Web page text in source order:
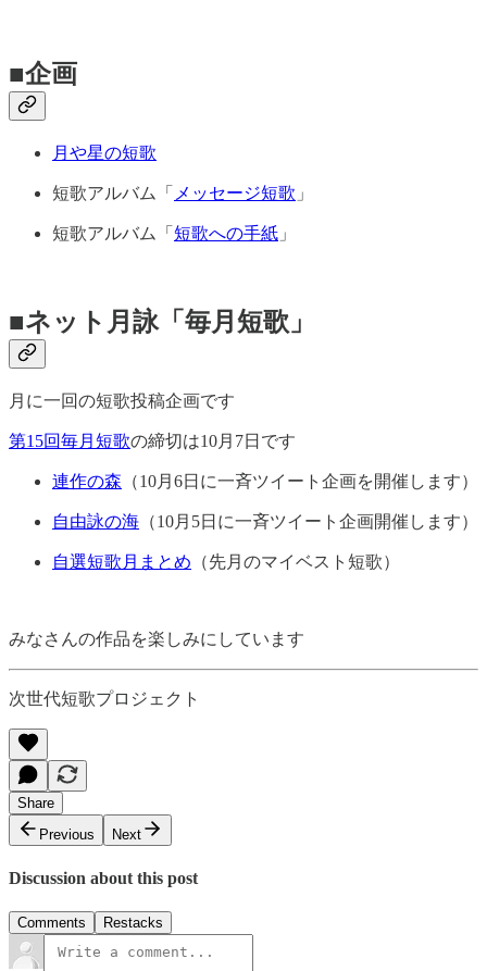
■企画
月や星の短歌
短歌アルバム「 メッセージ短歌 」
短歌アルバム「 短歌への手紙 」
■ネット月詠「毎月短歌」
月に一回の短歌投稿企画です
第15回毎月短歌の締切は10月7日です
連作の森 （10月6日に一斉ツイート企画を開催します）
自由詠の海 （10月5日に一斉ツイート企画開催します）
自選短歌月まとめ （先月のマイベスト短歌）
みなさんの作品を楽しみにしています
次世代短歌プロジェクト
Share
Previous
Next
Discussion about this post
Comments Restacks